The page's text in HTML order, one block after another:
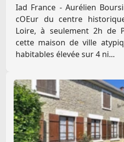
Iad France - Aurélien
cOEur du centre
Loire, à seulement 2h de
cette maison de ville
habitables élevée sur 4 ni...